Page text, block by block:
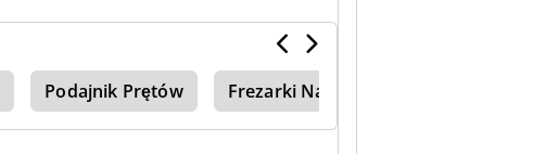
Podajnik Prętów Frezarki Narzędziowe